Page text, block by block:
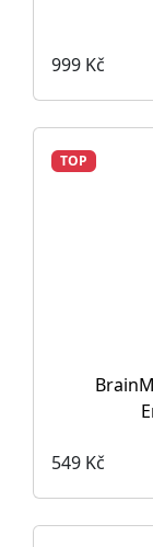
999 Kč
TOP
549 Kč